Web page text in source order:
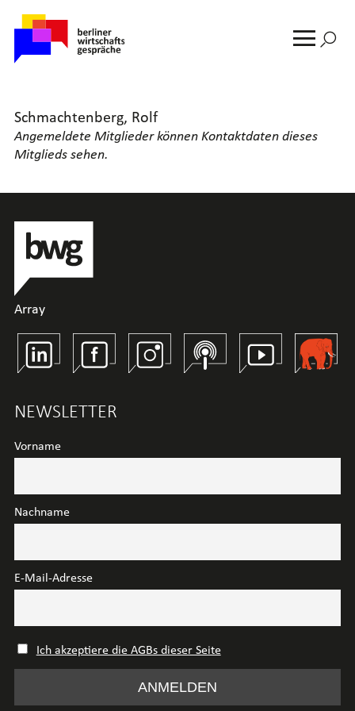
Suchen
Schmachtenberg, Rolf
Angemeldete Mitglieder können Kontaktdaten dieses
Mitglieds sehen.
Array
Linkedin Facebook Instagram Spotify Youtube
NEWSLETTER
Vorname
Nachname
E-Mail-Adresse
Ich akzeptiere die AGBs dieser Seite